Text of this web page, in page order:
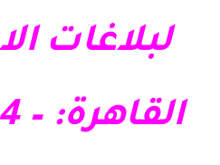
لبلاغات
القاهرة: – 33044844